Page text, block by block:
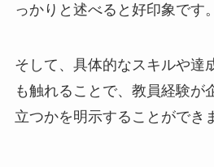
っかりと述べると好印象です。
そして、具体的なスキルや達
も触れることで、教員経験が
立つかを明示することができ